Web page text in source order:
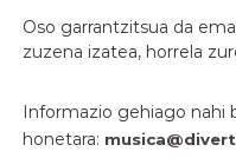
Oso garrantzitsua da
zuzena izatea, horrela
Informazio gehiago nahi
honetara: